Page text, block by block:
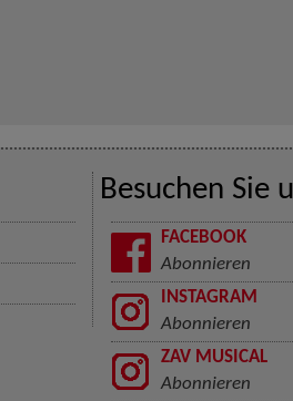
Besuchen Sie
FACEBOOK
Abonnieren
INSTAGRAM
Abonnieren
ZAV MUSICAL
Abonnieren